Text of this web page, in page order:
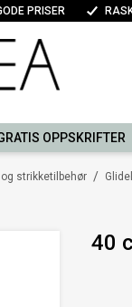
PRISER
OPPSKRIFTER
/
og strikketilbehør
40